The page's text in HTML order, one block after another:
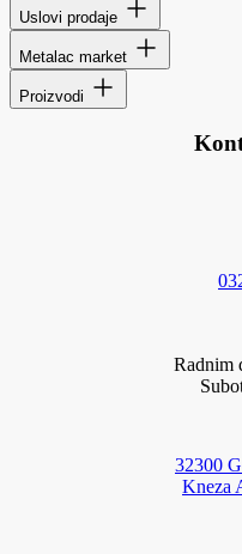
Uslovi prodaje
Metalac market
Proizvodi
Radnim
32300
Kneza